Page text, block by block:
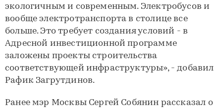
экологичным и современным. Электробусов и
вообще электротранспорта в столице все
больше. Это требует создания условий - в
Адресной инвестиционной программе
заложены проекты строительства
соответствующей инфраструктуры», - добавил
Рафик Загрутдинов.
Ранее мэр Москвы Сергей Собянин рассказал о